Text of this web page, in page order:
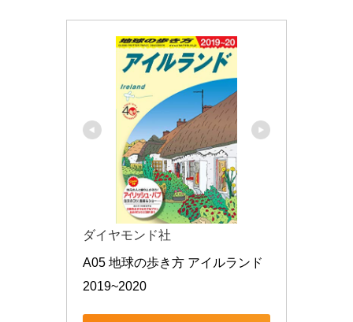
ダイヤモンド社
A05 地球の歩き方 アイルランド
2019~2020